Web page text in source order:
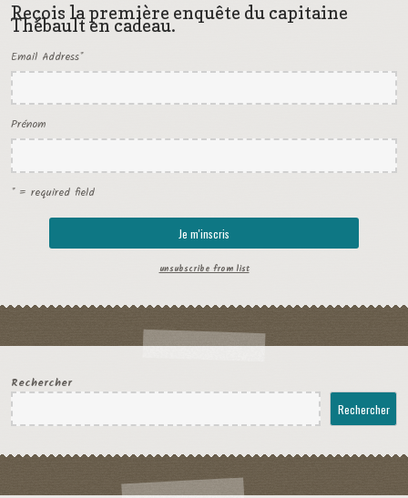
Reçois la première enquête du capitaine
Thébault en cadeau.
Email Address*
Prénom
* = required field
unsubscribe from list
Rechercher
Rechercher